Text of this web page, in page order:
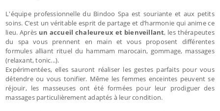
L'équipe professionnelle du Bindoo Spa est souriante et aux petits
soins. C’est un véritable esprit de partage et d’harmonie qui anime ce
lieu. Après un accueil chaleureux et bienveillant, les thérapeutes
du spa vous prennent en main et vous proposent différentes
formules alliant rituel du hammam marocain, gommage, massages
(relaxant, tonic...).
Expérimentées, elles sauront réaliser les gestes parfaits pour vous
détendre ou vous tonifier. Même les femmes enceintes peuvent se
réjouir, les masseuses ont été formées pour leur prodiguer des
massages particulièrement adaptés à leur condition.